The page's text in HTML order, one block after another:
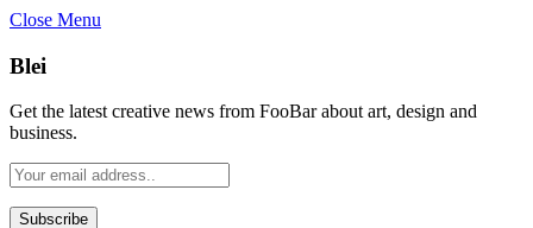
Close Menu
Blei
Get the latest creative news from FooBar about art, design and
business.